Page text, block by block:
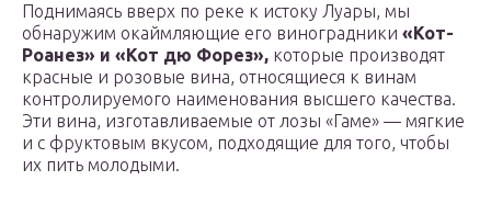
Поднимаясь вверх по реке к истоку Луары, мы
обнаружим окаймляющие его виноградники «Кот-
Роанез» и «Кот дю Форез», которые производят
красные и розовые вина, относящиеся к винам
контролируемого наименования высшего качества.
Эти вина, изготавливаемые от лозы «Гаме» — мягкие
и с фруктовым вкусом, подходящие для того, чтобы
их пить молодыми.